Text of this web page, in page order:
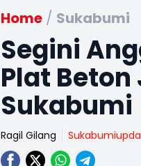
Home / Sukabumi
Segini
Plat
Sukabumi
Ragil Gilang